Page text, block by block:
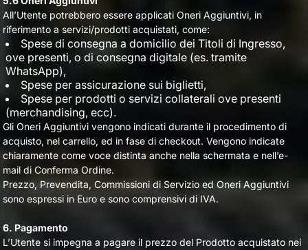
All’Utente potrebbero essere applicati Oneri Aggiuntivi, in
riferimento a servizi/prodotti acquistati, come:
Spese di consegna a domicilio dei Titoli di Ingresso,
ove presenti, o di consegna digitale (es. tramite
WhatsApp),
Spese per assicurazione sui biglietti,
Spese per prodotti o servizi collaterali ove presenti
(merchandising, ecc).
Gli Oneri Aggiuntivi vengono indicati durante il procedimento di
acquisto, nel carrello, ed in fase di checkout. Vengono indicate
chiaramente come voce distinta anche nella schermata e nell’e-
mail di Conferma Ordine.
Prezzo, Prevendita, Commissioni di Servizio ed Oneri Aggiuntivi
sono espressi in Euro e sono comprensivi di IVA.
6. Pagamento
L’Utente si impegna a pagare il prezzo del Prodotto acquistato nei